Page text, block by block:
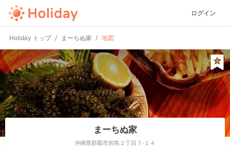
ログイン
Holiday トップ まーちぬ家 地図
まーちぬ家
沖縄県那覇市前島２丁目７-１４